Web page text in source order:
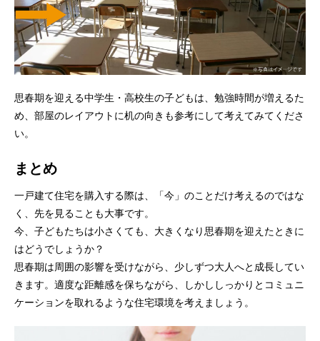
思春期を迎える中学生・高校生の子どもは、勉強時間が増えるた
め、部屋のレイアウトに机の向きも参考にして考えてみてくださ
い。
まとめ
一戸建て住宅を購入する際は、「今」のことだけ考えるのではな
く、先を見ることも大事です。
今、子どもたちは小さくても、大きくなり思春期を迎えたときに
はどうでしょうか？
思春期は周囲の影響を受けながら、少しずつ大人へと成長してい
きます。適度な距離感を保ちながら、しかししっかりとコミュニ
ケーションを取れるような住宅環境を考えましょう。